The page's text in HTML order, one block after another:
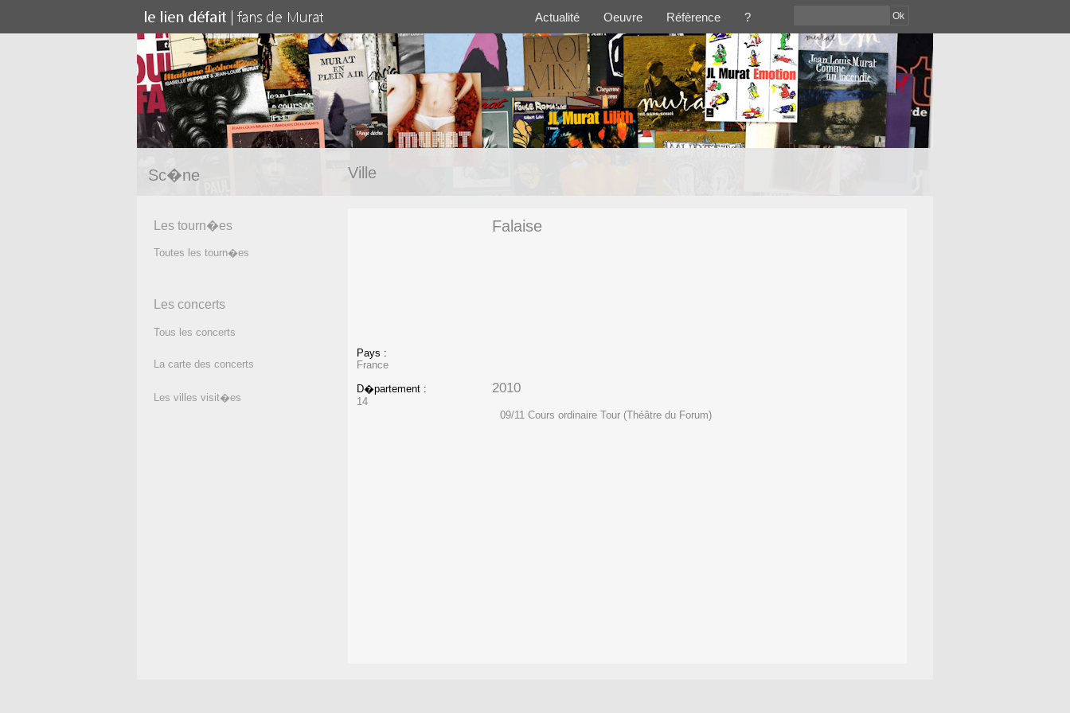
Sc�ne Ville
Les tourn�es
Toutes les tourn�es
Les concerts
Tous les concerts
La carte des concerts
Les villes visit�es
Pays :
France
D�partement :
14
Falaise
2010
09/11 Cours ordinaire Tour (Théâtre du Forum)
Ok
Actualité Oeuvre Réfèrence ?